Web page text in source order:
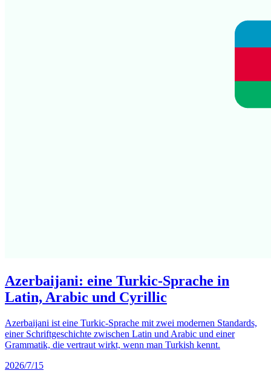
Azerbaijani: eine Turkic-Sprache in
Latin, Arabic und Cyrillic
Azerbaijani ist eine Turkic-Sprache mit zwei modernen Standards,
einer Schriftgeschichte zwischen Latin und Arabic und einer
Grammatik, die vertraut wirkt, wenn man Turkish kennt.
2026/7/15